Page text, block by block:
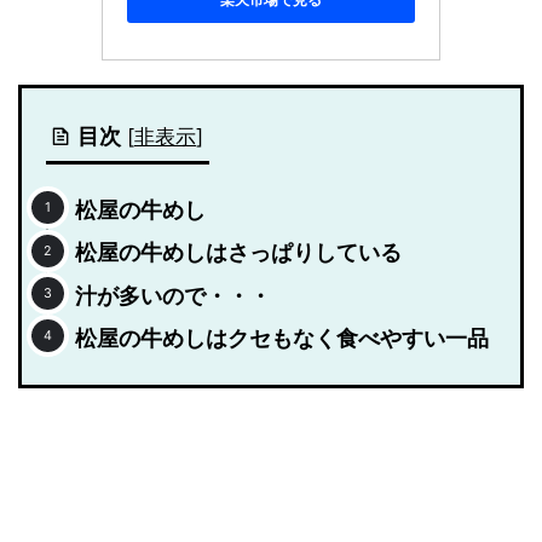
目次 [非表示]
松屋の牛めし
松屋の牛めしはさっぱりしている
汁が多いので・・・
松屋の牛めしはクセもなく食べやすい一品